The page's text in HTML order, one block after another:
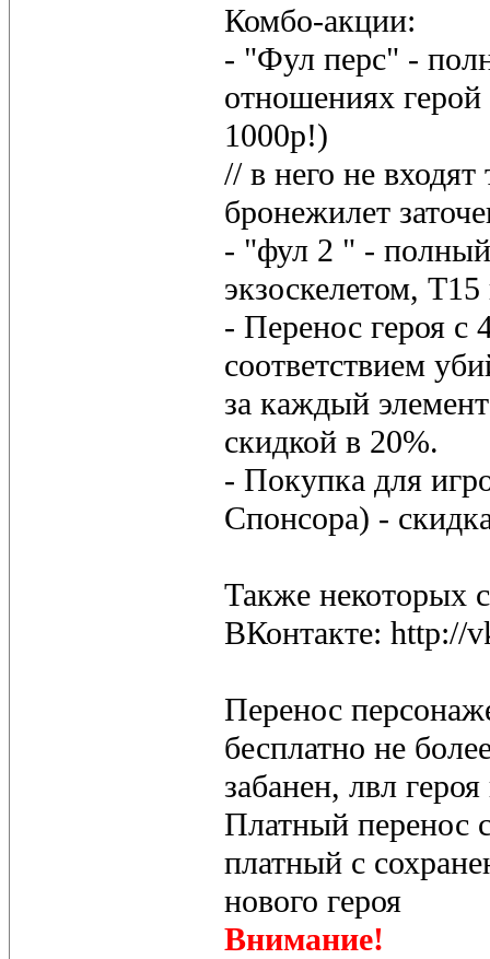
Комбо-акции:
- "Фул перс" -
отношениях
1000р!)
// в него не
бронежилет
- "фул 2 " -
экзоскелетом,
- Перенос героя с
соответствием
за каждый
скидкой в 20%.
- Покупка для
Спонсора) -
Также некоторых
ВКонтакте: http://
Перенос
бесплатно не
забанен, лвл
Платный перенос
платный с
нового героя
Внимание!